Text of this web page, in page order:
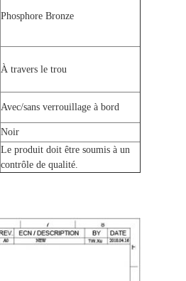
Phosphore Bronze
À travers le trou
Avec/sans verrouillage à bord
Noir
Le produit doit être soumis à un
contrôle de qualité.